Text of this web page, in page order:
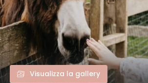
Visualizza la gallery